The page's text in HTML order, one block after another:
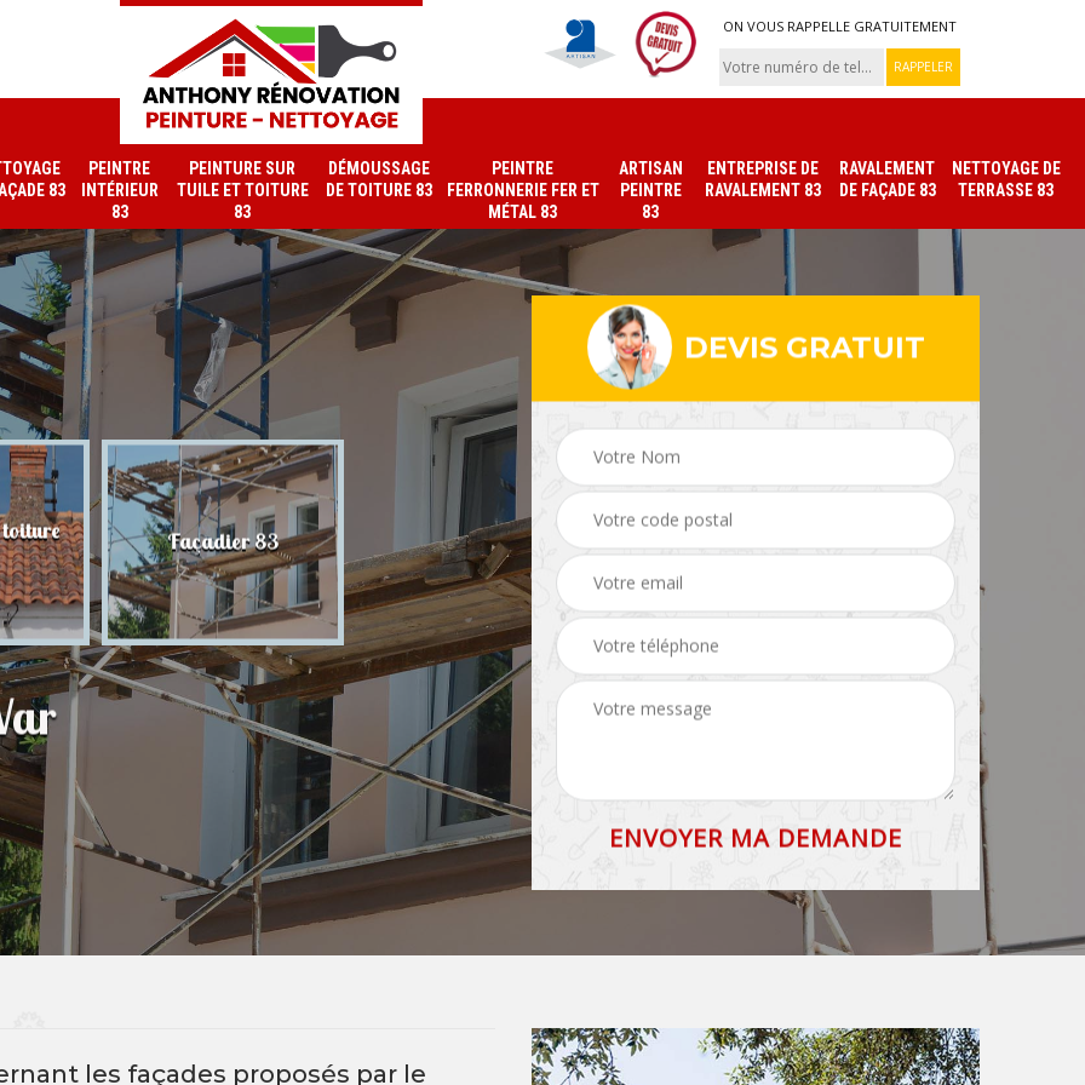
ON VOUS RAPPELLE GRATUITEMENT
83
PEINTRE
INTÉRIEUR
83
PEINTURE SUR
TUILE ET TOITURE
83
DÉMOUSSAGE
DE TOITURE 83
PEINTRE
FERRONNERIE FER ET
MÉTAL 83
ARTISAN
PEINTRE
83
ENTREPRISE DE
RAVALEMENT 83
RAVALEMENT
DE FAÇADE 83
NETTOYAGE DE
TERRASSE 83
Façadier 83 Nettoyage de façade
83 Peintre intérieur 83 Peinture sur tuile et
DEVIS GRATUIT
les façades proposés par le